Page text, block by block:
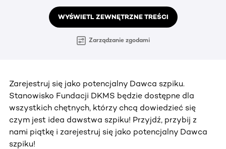
WYŚWIETL ZEWNĘTRZNE TREŚCI
Zarządzanie zgodami
Zarejestruj się jako potencjalny Dawca szpiku.
Stanowisko Fundacji DKMS będzie dostępne dla
wszystkich chętnych, którzy chcą dowiedzieć się
czym jest idea dawstwa szpiku! Przyjdź, przybij z
nami piątkę i zarejestruj się jako potencjalny Dawca
szpiku!